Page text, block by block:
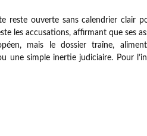
reste ouverte sans calendrier clair
les accusations, affirmant que ses
mais le dossier traîne,
une simple inertie judiciaire. Pour